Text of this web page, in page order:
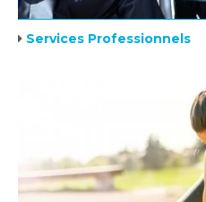
Services Professionnels